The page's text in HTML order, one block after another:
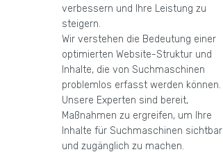
verbessern und Ihre Leistung zu
steigern.
Wir verstehen die Bedeutung einer
optimierten Website-Struktur und
Inhalte, die von Suchmaschinen
problemlos erfasst werden können.
Unsere Experten sind bereit,
Maßnahmen zu ergreifen, um Ihre
Inhalte für Suchmaschinen sichtbar
und zugänglich zu machen.